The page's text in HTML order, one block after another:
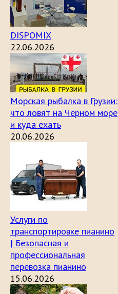
DISPOMIX
22.06.2026
Морская рыбалка в Грузии:
что ловят на Чёрном море
и куда ехать
20.06.2026
Услуги по
транспортировке пианино
| Безопасная и
профессиональная
перевозка пианино
15.06.2026